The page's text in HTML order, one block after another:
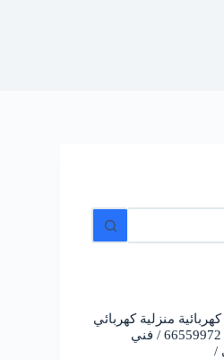
منزلية كهربائي
منازل / 66559972 / فني
/